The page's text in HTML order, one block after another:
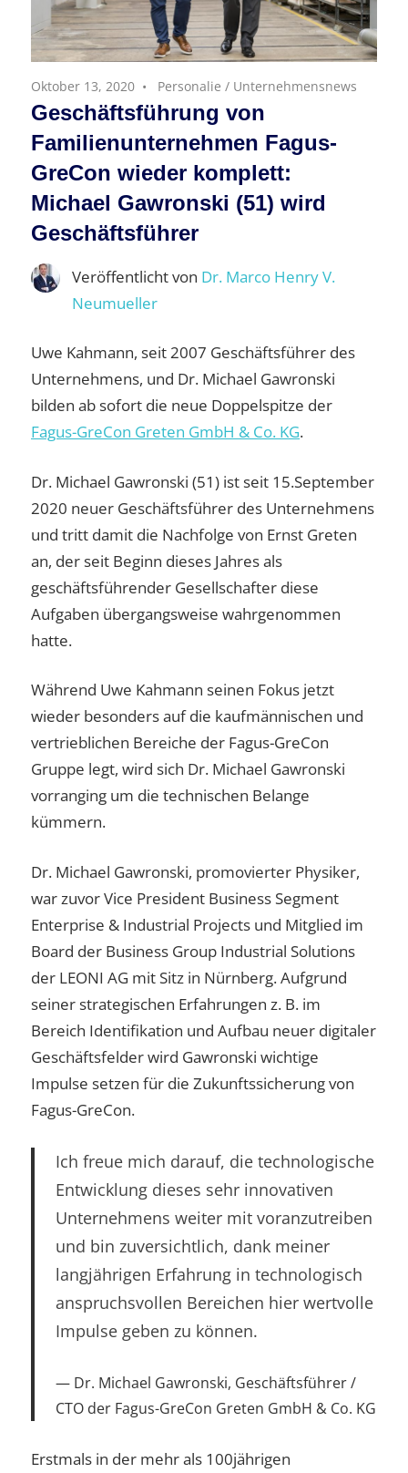
Oktober 13, 2020 Personalie / Unternehmensnews
Geschäftsführung von
Familienunternehmen Fagus-
GreCon wieder komplett:
Michael Gawronski (51) wird
Geschäftsführer
Veröffentlicht von Dr. Marco Henry V.
Neumueller
Uwe Kahmann, seit 2007 Geschäftsführer des
Unternehmens, und Dr. Michael Gawronski
bilden ab sofort die neue Doppelspitze der
Fagus-GreCon Greten GmbH & Co. KG.
Dr. Michael Gawronski (51) ist seit 15.September
2020 neuer Geschäftsführer des Unternehmens
und tritt damit die Nachfolge von Ernst Greten
an, der seit Beginn dieses Jahres als
geschäftsführender Gesellschafter diese
Aufgaben übergangsweise wahrgenommen
hatte.
Während Uwe Kahmann seinen Fokus jetzt
wieder besonders auf die kaufmännischen und
vertrieblichen Bereiche der Fagus-GreCon
Gruppe legt, wird sich Dr. Michael Gawronski
vorranging um die technischen Belange
kümmern.
Dr. Michael Gawronski, promovierter Physiker,
war zuvor Vice President Business Segment
Enterprise & Industrial Projects und Mitglied im
Board der Business Group Industrial Solutions
der LEONI AG mit Sitz in Nürnberg. Aufgrund
seiner strategischen Erfahrungen z. B. im
Bereich Identifikation und Aufbau neuer digitaler
Geschäftsfelder wird Gawronski wichtige
Impulse setzen für die Zukunftssicherung von
Fagus-GreCon.
Ich freue mich darauf, die technologische
Entwicklung dieses sehr innovativen
Unternehmens weiter mit voranzutreiben
und bin zuversichtlich, dank meiner
langjährigen Erfahrung in technologisch
anspruchsvollen Bereichen hier wertvolle
Impulse geben zu können.
Dr. Michael Gawronski, Geschäftsführer /
CTO der Fagus-GreCon Greten GmbH & Co. KG
Erstmals in der mehr als 100jährigen